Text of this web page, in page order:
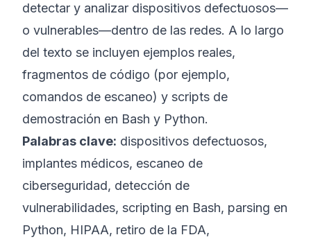
detectar y analizar dispositivos defectuosos—
o vulnerables—dentro de las redes. A lo largo
del texto se incluyen ejemplos reales,
fragmentos de código (por ejemplo,
comandos de escaneo) y scripts de
demostración en Bash y Python.
Palabras clave: dispositivos defectuosos,
implantes médicos, escaneo de
ciberseguridad, detección de
vulnerabilidades, scripting en Bash, parsing en
Python, HIPAA, retiro de la FDA,